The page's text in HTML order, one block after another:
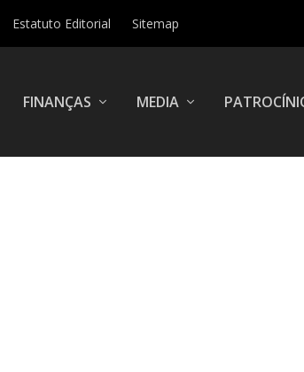
Estatuto Editorial Sitemap
FINANÇAS MEDIA